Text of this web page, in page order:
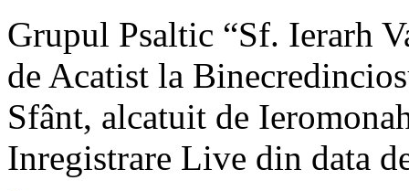
Grupul Psaltic “Sf. Ierarh
de Acatist la
Sfânt, alcatuit de
Inregistrare Live din data